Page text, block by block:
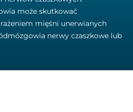
może skutkować
mięśni unerwianych
nerwy czaszkowe lub